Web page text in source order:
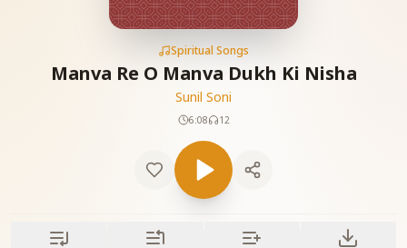
Spiritual Songs
Manva Re O Manva Dukh Ki Nisha
Sunil Soni
6:08 12